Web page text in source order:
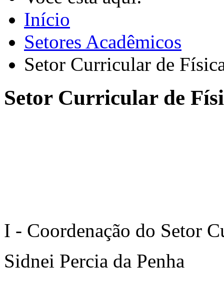
Início
Setores Acadêmicos
Setor Curricular de
Setor Curricular de
I - Coordenação do Setor
Sidnei Percia da Penha